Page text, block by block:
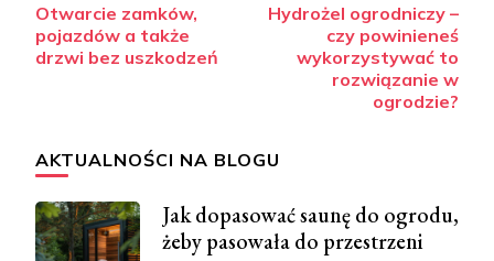
wpisy
Otwarcie zamków,
pojazdów a także
drzwi bez uszkodzeń
Hydrożel ogrodniczy –
czy powinieneś
wykorzystywać to
rozwiązanie w
ogrodzie?
AKTUALNOŚCI NA BLOGU
Jak dopasować saunę do ogrodu,
żeby pasowała do przestrzeni